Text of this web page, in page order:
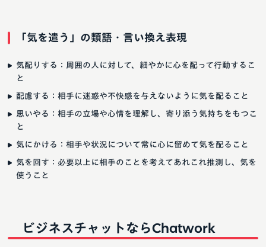
「気を遣う」の類語・言い換え表現
気配りする：周囲の人に対して、細やかに心を配って行動するこ
と
配慮する：相手に迷惑や不快感を与えないように気を配ること
思いやる：相手の立場や心情を理解し、寄り添う気持ちをもつこ
と
気にかける：相手や状況について常に心に留めて気を配ること
気を回す：必要以上に相手のことを考えてあれこれ推測し、気を
使うこと
ビジネスチャットならChatwork